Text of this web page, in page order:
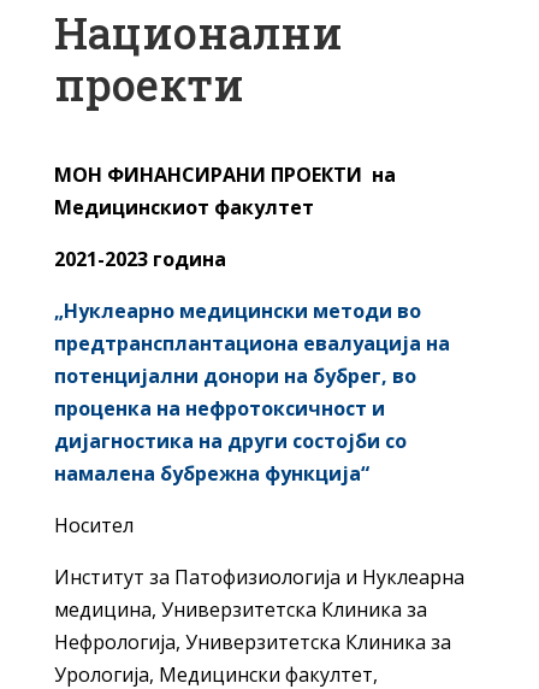
Национални
проекти
МОН ФИНАНСИРАНИ ПРОЕКТИ на
Медицинскиот факултет
2021-2023 година
„Нуклеарно медицински методи во
предтрансплантациона евалуација на
потенцијални донори на бубрег, во
проценка на нефротоксичност и
дијагностика на други состојби со
намалена бубрежна функција“
Носител
Институт за Патофизиологија и Нуклеарна
медицина, Универзитетска Клиника за
Нефрологија, Универзитетска Клиника за
Урологија, Медицински факултет,